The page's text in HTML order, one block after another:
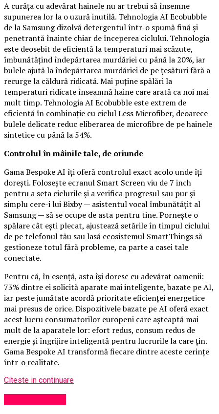
A curăța cu adevărat hainele nu ar trebui să însemne
supunerea lor la o uzură inutilă. Tehnologia AI Ecobubble
de la Samsung dizolvă detergentul într-o spumă fină și
penetrantă înainte chiar de începerea ciclului. Tehnologia
este deosebit de eficientă la temperaturi mai scăzute,
îmbunătățind îndepărtarea murdăriei cu până la 20%, iar
bulele ajută la îndepărtarea murdăriei de pe țesături fără a
recurge la căldură ridicată. Mai puține spălări la
temperaturi ridicate înseamnă haine care arată ca noi mai
mult timp. Tehnologia AI Ecobubble este extrem de
eficientă în combinație cu ciclul Less Microfiber, deoarece
bulele delicate reduc eliberarea de microfibre de pe hainele
sintetice cu până la 54%.
Controlul în mâinile tale, de oriunde
Gama Bespoke AI îți oferă controlul exact acolo unde îți
dorești. Folosește ecranul Smart Screen viu de 7 inch
pentru a seta ciclurile și a verifica progresul sau pur și
simplu cere-i lui Bixby — asistentul vocal îmbunătățit al
Samsung — să se ocupe de asta pentru tine. Pornește o
spălare cât ești plecat, ajustează setările în timpul ciclului
de pe telefonul tău sau lasă ecosistemul SmartThings să
gestioneze totul fără probleme, ca parte a casei tale
conectate.
Pentru că, în esență, asta își doresc cu adevărat oamenii:
73% dintre ei solicită aparate mai inteligente, bazate pe AI,
iar peste jumătate acordă prioritate eficienței energetice
mai presus de orice. Dispozitivele bazate pe AI oferă exact
acest lucru consumatorilor europeni care așteaptă mai
mult de la aparatele lor: efort redus, consum redus de
energie și îngrijire inteligentă pentru lucrurile la care țin.
Gama Bespoke AI transformă fiecare dintre aceste cerințe
într-o realitate.
Citeste in continuare